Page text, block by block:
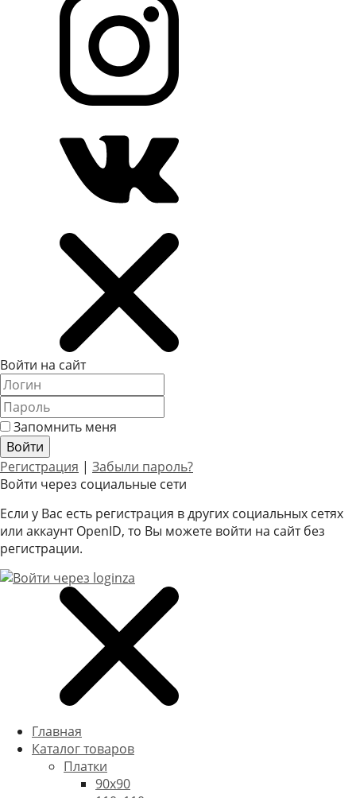
Войти на сайт
Запомнить меня
Регистрация | Забыли пароль?
Войти через социальные сети
Если у Вас есть регистрация в других социальных сетях
или аккаунт OpenID, то Вы можете войти на сайт без
регистрации.
Главная
Каталог товаров
Платки
90x90